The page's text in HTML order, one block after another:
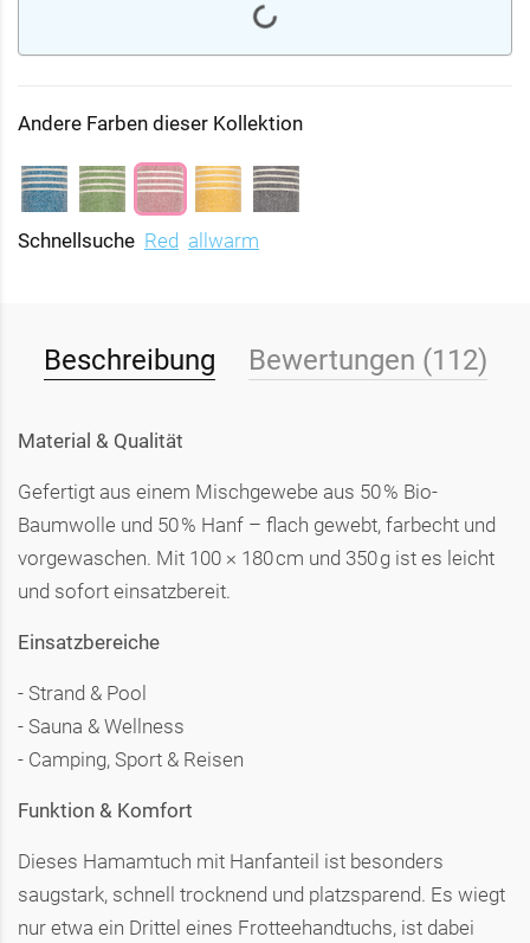
Andere Farben dieser Kollektion
Schnellsuche Red allwarm
Beschreibung Bewertungen (112)
Material & Qualität
Gefertigt aus einem Mischgewebe aus 50 % Bio-
Baumwolle und 50 % Hanf – flach gewebt, farbecht und
vorgewaschen. Mit 100 × 180 cm und 350 g ist es leicht
und sofort einsatzbereit.
Einsatzbereiche
- Strand & Pool
- Sauna & Wellness
- Camping, Sport & Reisen
Funktion & Komfort
Dieses Hamamtuch mit Hanfanteil ist besonders
saugstark, schnell trocknend und platzsparend. Es wiegt
nur etwa ein Drittel eines Frotteehandtuchs, ist dabei